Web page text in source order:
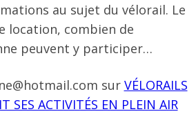
au sujet du vélorail. Le
location, combien de
peuvent y participer…
sur VÉLORAILS
SES ACTIVITÉS EN PLEIN AIR